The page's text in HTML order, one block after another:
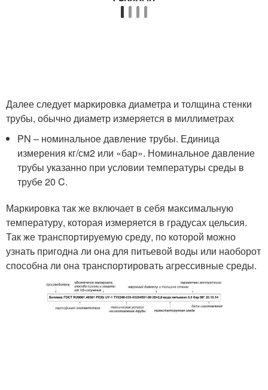
Далее следует маркировка диаметра и толщина стенки
трубы, обычно диаметр измеряется в миллиметрах
PN – номинальное давление трубы. Единица
измерения кг/см2 или «бар». Номинальное давление
трубы указанно при условии температуры среды в
трубе 20 C.
Маркировка так же включает в себя максимальную
температуру, которая измеряется в градусах цельсия.
Так же транспортируемую среду, по которой можно
узнать пригодна ли она для питьевой воды или наоборот
способна ли она транспортировать агрессивные среды.